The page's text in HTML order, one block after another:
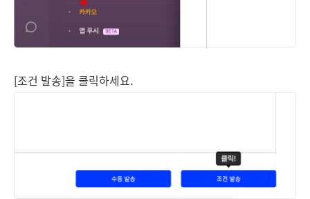
[조건 발송]을 클릭하세요.